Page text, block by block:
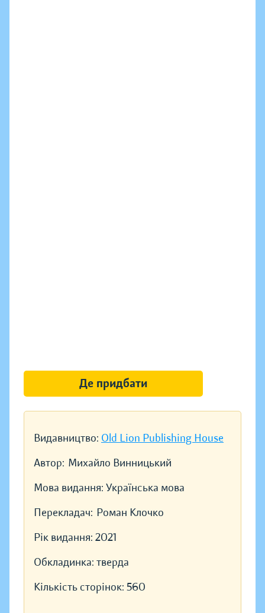
Видавництво: Old Lion Publishing House
Автор: Михайло Винницький
Мова видання: Українська мова
Перекладач: Роман Клочко
Рік видання: 2021
Обкладинка: тверда
Кількість сторінок: 560
Де придбати